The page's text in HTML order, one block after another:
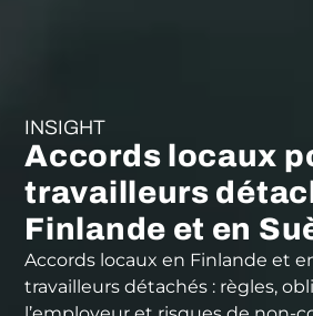
INSIGHT
Accords locaux
travailleurs
Finlande et en
Accords locaux en Finlande et
travailleurs détachés : règles,